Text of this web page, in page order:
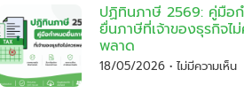
ปฏิทินภาษี 2569: คู่มือ
ยื่นภาษีที่เจ้าของธุรกิจไ
พลาด
18/05/2026 ไม่มีความเห็น